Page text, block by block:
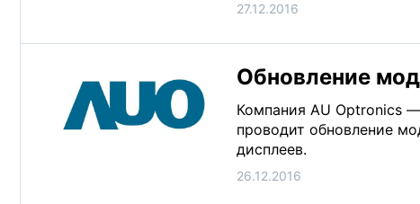
27.12.2016
Обновление
Компания AU Optronics
проводит обновление
дисплеев.
26.12.2016